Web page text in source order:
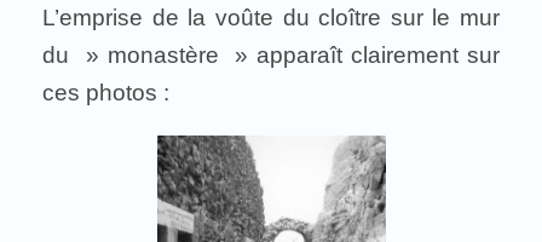
L’emprise de la voûte du cloître sur le mur
du » monastère » apparaît clairement sur
ces photos :